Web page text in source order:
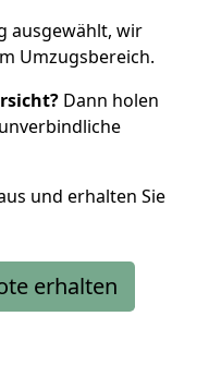
ausgewählt, wir
Umzugsbereich.
Dann holen
und erhalten Sie
erhalten